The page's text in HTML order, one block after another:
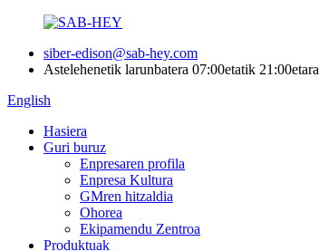
siber-edison@sab-hey.com
Astelehenetik larunbatera 07:00etatik 21:00etara
English
Hasiera
Guri buruz
Enpresaren profila
Enpresa Kultura
GMren hitzaldia
Ohorea
Ekipamendu Zentroa
Produktuak